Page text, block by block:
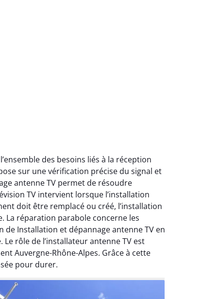
des besoins liés à la réception
sur une vérification précise du signal et
antenne TV permet de résoudre
TV intervient lorsque l’installation
doit être remplacé ou créé, l’installation
La réparation parabole concerne les
Installation et dépannage antenne TV en
rôle de l’installateur antenne TV est
Auvergne-Rhône-Alpes. Grâce à cette
pour durer.